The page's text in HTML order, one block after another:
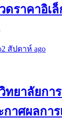
ดราคาอิเ
2 สัปดาห์ ago
ทยาลัยกา
ะกาศผลก